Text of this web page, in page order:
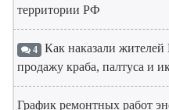
территории РФ
4 Как наказали
продажу краба, палтуса и
График ремонтных работ